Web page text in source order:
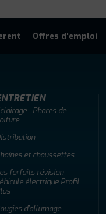
Offres d'emploi
- Phares de
et chaussettes
forfaits révision
électrique Profil
d'allumage